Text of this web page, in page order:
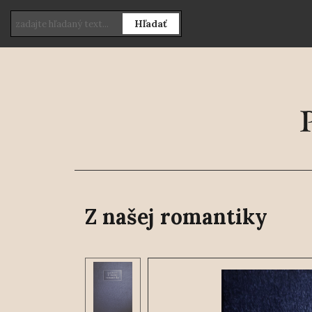
Hľadať
Z našej romantiky